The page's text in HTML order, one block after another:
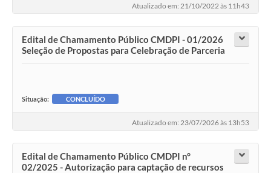
Atualizado em: 21/10/2022 às 11h43
Edital de Chamamento Público CMDPI - 01/2026
Seleção de Propostas para Celebração de Parceria
Situação: CONCLUÍDO
Atualizado em: 23/07/2026 às 13h53
Edital de Chamamento Público CMDPI n°
02/2025 - Autorização para captação de recursos